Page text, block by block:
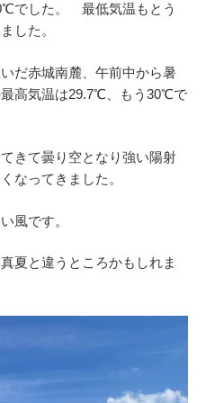
でした。 最低気温もとう
した。
だ赤城南麓、午前中から暑
高気温は29.7℃、もう30℃で
きて曇り空となり強い陽射
なってきました。
風です。
夏と違うところかもしれま